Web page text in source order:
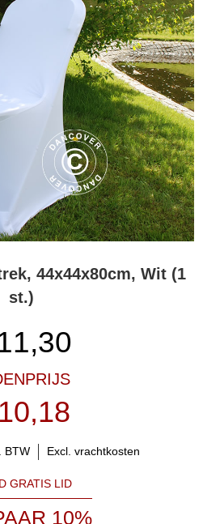
44x44x80cm, Wit (1
st.)
BTW Excl. vrachtkosten
GRATIS LID
10%